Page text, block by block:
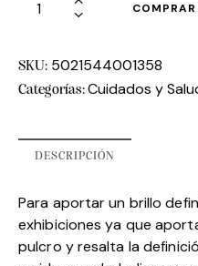
SKU: 5021544001358
Categorías:Cuidados y
DESCRIPCIÓN
Para aportar un brillo
exhibiciones ya que
pulcro y resalta la